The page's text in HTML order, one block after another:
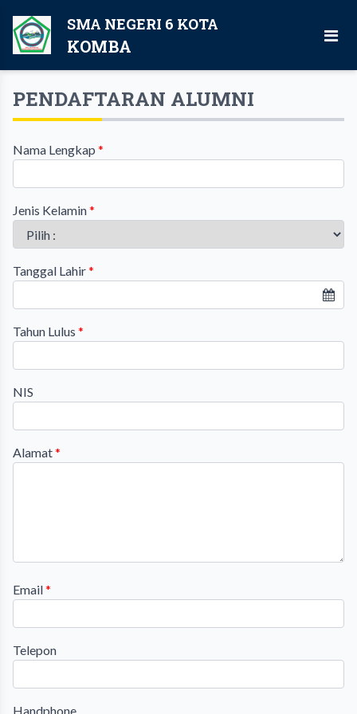
SMA NEGERI 6 KOTA
KOMBA
PENDAFTARAN ALUMNI
Nama Lengkap *
Jenis Kelamin*
Tanggal Lahir*
Tahun Lulus *
NIS
Alamat*
Email*
Telepon
Handphone